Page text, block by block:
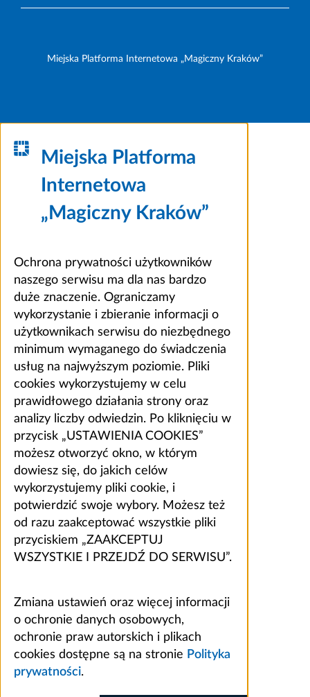
Miejska Platforma Internetowa „Magiczny Kraków”
Miejska Platforma
Internetowa
„Magiczny Kraków”
Ochrona prywatności użytkowników
naszego serwisu ma dla nas bardzo
duże znaczenie. Ograniczamy
wykorzystanie i zbieranie informacji o
użytkownikach serwisu do niezbędnego
minimum wymaganego do świadczenia
usług na najwyższym poziomie. Pliki
cookies wykorzystujemy w celu
prawidłowego działania strony oraz
analizy liczby odwiedzin. Po kliknięciu w
przycisk „USTAWIENIA COOKIES”
możesz otworzyć okno, w którym
dowiesz się, do jakich celów
wykorzystujemy pliki cookie, i
potwierdzić swoje wybory. Możesz też
od razu zaakceptować wszystkie pliki
przyciskiem „ZAAKCEPTUJ
WSZYSTKIE I PRZEJDŹ DO SERWISU”.
Zmiana ustawień oraz więcej informacji
o ochronie danych osobowych,
ochronie praw autorskich i plikach
cookies dostępne są na stronie Polityka
prywatności.